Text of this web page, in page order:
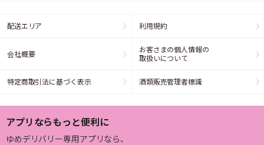
配送エリア 利用規約
会社概要
お客さまの個人情報の
取扱いについて
特定商取引法に基づく表示 酒類販売管理者標識
アプリならもっと便利に
ゆめデリバリー専用アプリなら、